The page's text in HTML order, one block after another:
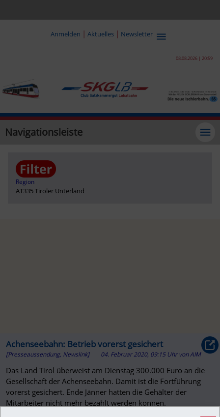
Anmelden | Aktuelles | Newsletter
08.08.2026 | 20:59
Navigationsleiste
Region
AT335 Tiroler Unterland
Achenseebahn: Betrieb vorerst gesichert
[Presseaussendung, Newslink] 04. Februar 2020, 09:15 Uhr vonAIM
Das Land Tirol überweist am Dienstag 300.000 Euro an die
Gesellschaft der Achenseebahn. Damit ist die Fortführung
vorerst gesichert. Ende Jänner hatten die Gehälter der
Mitarbeiter nicht mehr bezahlt werden können.